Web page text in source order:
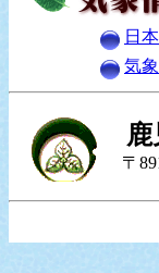
日
気
〒